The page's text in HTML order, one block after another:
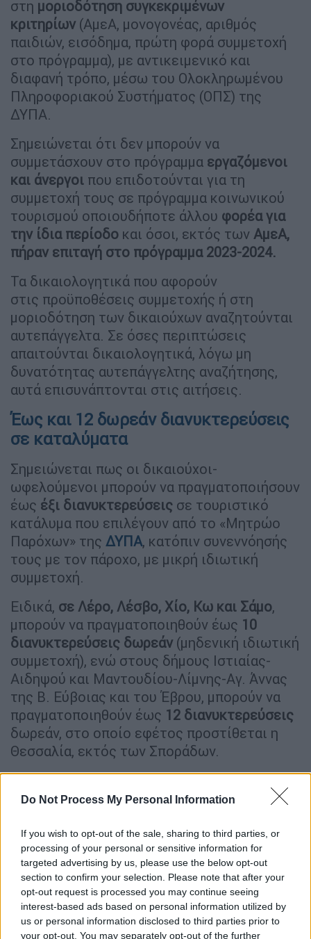
Do Not Process My Personal Information
If you wish to opt-out of the sale, sharing to third parties, or
processing of your personal or sensitive information for
targeted advertising by us, please use the below opt-out
section to confirm your selection. Please note that after your
opt-out request is processed you may continue seeing
interest-based ads based on personal information utilized by
us or personal information disclosed to third parties prior to
your opt-out. You may separately opt-out of the further
στη μοριοδότηση συγκεκριμένων
κριτηρίων (ΑμεΑ, μονογονέας, αριθμός
παιδιών, εισόδημα, πρώτη φορά συμμετοχή
στο πρόγραμμα), με αντικειμενικό και
διαφανή τρόπο, μέσω του Ολοκληρωμένου
Πληροφοριακού Συστήματος (ΟΠΣ) της
ΔΥΠΑ.
Σημειώνεται ότι δεν μπορούν να
συμμετάσχουν στο πρόγραμμα εργαζόμενοι
και άνεργοι που επιδοτούνται για τη
συμμετοχή τους σε πρόγραμμα κοινωνικού
τουρισμού οποιουδήποτε άλλου φορέα για
την ίδια περίοδο και όσοι, εκτός των ΑμεΑ,
πήραν επιταγή στο πρόγραμμα 2023-2024.
Τα δικαιολογητικά που αφορούν
στις προϋποθέσεις συμμετοχής ή στη
μοριοδότηση των δικαιούχων αναζητούνται
αυτεπάγγελτα. Σε όσες περιπτώσεις
απαιτούνται δικαιολογητικά, λόγω μη
δυνατότητας αυτεπάγγελτης αναζήτησης,
αυτά επισυνάπτονται στις αιτήσεις.
Έως και 12 δωρεάν διανυκτερεύσεις
σε καταλύματα
Σημειώνεται πως οι δικαιούχοι-
ωφελούμενοι μπορούν να πραγματοποιήσουν
έως έξι διανυκτερεύσεις σε τουριστικό
κατάλυμα που επιλέγουν από το «Μητρώο
Παρόχων» της ΔΥΠΑ, κατόπιν συνεννόησής
τους με τον πάροχο, με μικρή ιδιωτική
συμμετοχή.
Ειδικά, σε Λέρο, Λέσβο, Χίο, Κω και Σάμο,
μπορούν να πραγματοποιηθούν έως 10
διανυκτερεύσεις δωρεάν (μηδενική ιδιωτική
συμμετοχή), ενώ στους δήμους Ιστιαίας-
Αιδηψού και Μαντουδίου-Λίμνης-Αγ. Άννας
της Β. Εύβοιας και του Έβρου, μπορούν να
πραγματοποιηθούν έως 12 διανυκτερεύσεις
δωρεάν, στο οποίο εφέτος προστίθεται η
Θεσσαλία, εκτός των Σποράδων.
Οι τιμές επιδότησης παραμένουν αυξημένες
κατά 20% για τον μήνα αιχμής Αύγουστο
, με
περιόδους τωνΧριστουγέννων(από
15/12/2024 έως 14/01/2025) και τουΠάσχα
(από 11/04/2025 έως 27/04/2025). Η
αυξημένη επιδότηση ισχύει για όλο τον
χρόνο για τα καταλύματα της Β. Εύβοιας, του
Έβρου και της Θεσσαλίας, εκτός των